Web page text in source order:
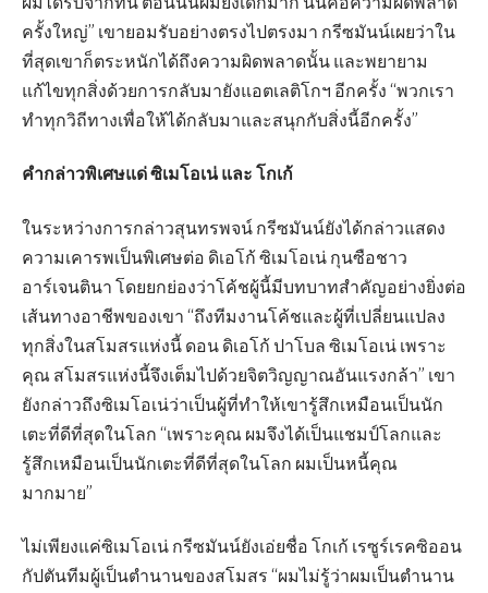
ครั้งใหญ่” เขายอมรับอย่างตรงไปตรงมา กรีซมันน์เผยว่าใน
ที่สุดเขาก็ตระหนักได้ถึงความผิดพลาดนั้น และพยายาม
แก้ไขทุกสิ่งด้วยการกลับมายังแอตเลติโกฯ อีกครั้ง “พวกเรา
ทำทุกวิถีทางเพื่อให้ได้กลับมาและสนุกกับสิ่งนี้อีกครั้ง”
คำกล่าวพิเศษแด่ ซิเมโอเน่ และ โกเก้
ในระหว่างการกล่าวสุนทรพจน์ กรีซมันน์ยังได้กล่าวแสดง
ความเคารพเป็นพิเศษต่อ ดิเอโก้ ซิเมโอเน่ กุนซือชาว
อาร์เจนตินา โดยยกย่องว่าโค้ชผู้นี้มีบทบาทสำคัญอย่างยิ่งต่อ
เส้นทางอาชีพของเขา “ถึงทีมงานโค้ชและผู้ที่เปลี่ยนแปลง
ทุกสิ่งในสโมสรแห่งนี้ ดอน ดิเอโก้ ปาโบล ซิเมโอเน่ เพราะ
คุณ สโมสรแห่งนี้จึงเต็มไปด้วยจิตวิญญาณอันแรงกล้า” เขา
ยังกล่าวถึงซิเมโอเน่ว่าเป็นผู้ที่ทำให้เขารู้สึกเหมือนเป็นนัก
เตะที่ดีที่สุดในโลก “เพราะคุณ ผมจึงได้เป็นแชมป์โลกและ
รู้สึกเหมือนเป็นนักเตะที่ดีที่สุดในโลก ผมเป็นหนี้คุณ
มากมาย”
ไม่เพียงแค่ซิเมโอเน่ กรีซมันน์ยังเอ่ยชื่อ โกเก้ เรซูร์เรคซิออน
กัปตันทีมผู้เป็นตำนานของสโมสร “ผมไม่รู้ว่าผมเป็นตำนาน